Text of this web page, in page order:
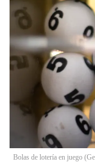
Bolas de lotería en juego